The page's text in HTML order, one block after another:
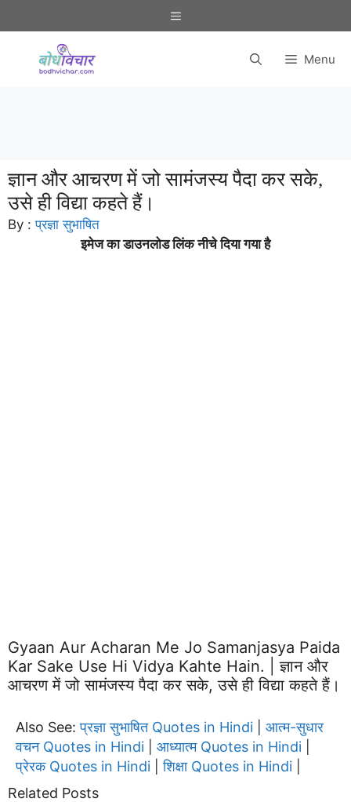
to
Menu
Menu
ज्ञान और आचरण में जो सामंजस्य पैदा कर सके,
उसे ही विद्या कहते हैं।
By :प्रज्ञा सुभाषित
इमेज का डाउनलोड लिंक नीचे दिया गया है
Gyaan Aur Acharan Me Jo Samanjasya Paida
Kar Sake Use Hi Vidya Kahte Hain. | ज्ञान और
आचरण में जो सामंजस्य पैदा कर सके, उसे ही विद्या कहते हैं।
Also See:प्रज्ञा सुभाषित Quotes in Hindi
आत्म-सुधार
वचन Quotes in Hindi
आध्यात्म Quotes in Hindi
प्रेरक Quotes in Hindi |शिक्षा Quotes in Hindi
Related Posts